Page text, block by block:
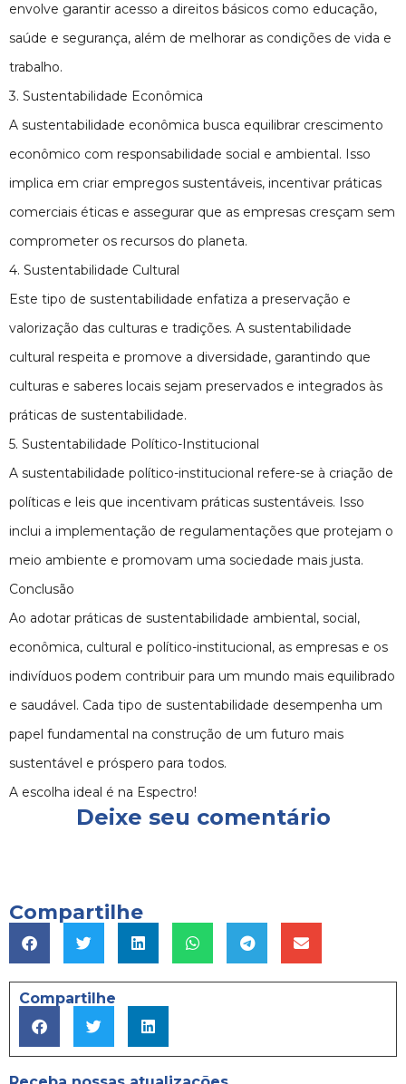
envolve garantir acesso a direitos básicos como educação,
saúde e segurança, além de melhorar as condições de vida e
trabalho.
3. Sustentabilidade Econômica
A sustentabilidade econômica busca equilibrar crescimento
econômico com responsabilidade social e ambiental. Isso
implica em criar empregos sustentáveis, incentivar práticas
comerciais éticas e assegurar que as empresas cresçam sem
comprometer os recursos do planeta.
4. Sustentabilidade Cultural
Este tipo de sustentabilidade enfatiza a preservação e
valorização das culturas e tradições. A sustentabilidade
cultural respeita e promove a diversidade, garantindo que
culturas e saberes locais sejam preservados e integrados às
práticas de sustentabilidade.
5. Sustentabilidade Político-Institucional
A sustentabilidade político-institucional refere-se à criação de
políticas e leis que incentivam práticas sustentáveis. Isso
inclui a implementação de regulamentações que protejam o
meio ambiente e promovam uma sociedade mais justa.
Conclusão
Ao adotar práticas de sustentabilidade ambiental, social,
econômica, cultural e político-institucional, as empresas e os
indivíduos podem contribuir para um mundo mais equilibrado
e saudável. Cada tipo de sustentabilidade desempenha um
papel fundamental na construção de um futuro mais
sustentável e próspero para todos.
A escolha ideal é na Espectro!
Deixe seu comentário
Compartilhe
Compartilhe